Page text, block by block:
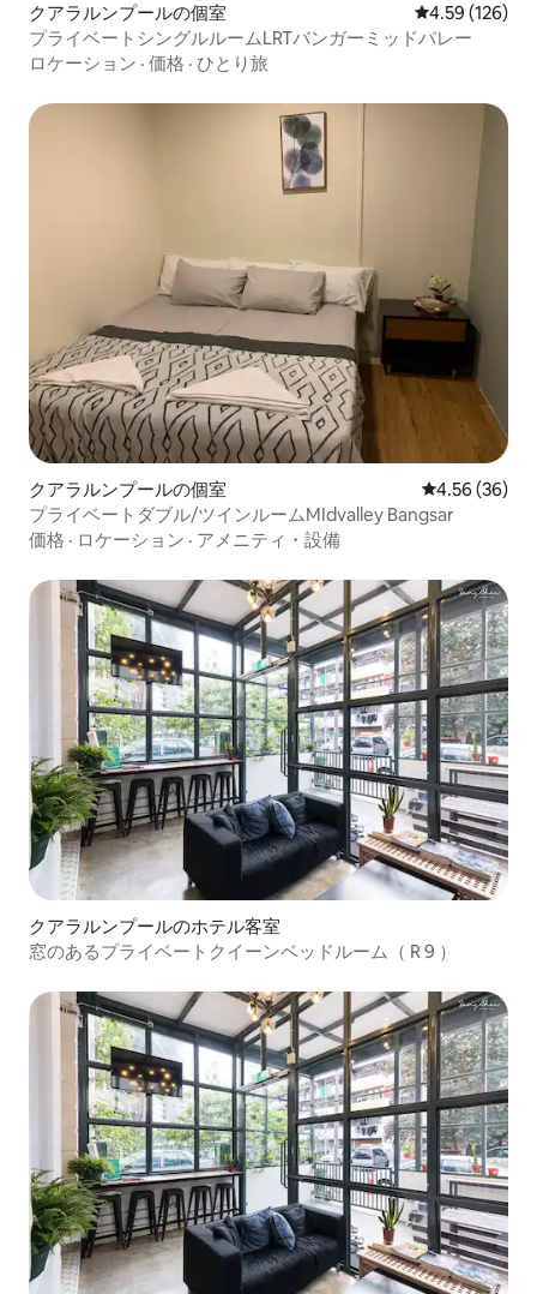
クアラルンプールの個室 レビュー126
4.59 (126)
プライベートシングルルームLRTバンガーミッドバレー
ロケーション · 価格 · ひとり旅
クアラルンプールの個室 レビュー36
4.56 (36)
プライベートダブル/ツインルームMIdvalley Bangsar
価格 · ロケーション · アメニティ・設備
クアラルンプールのホテル客室
窓のあるプライベートクイーンベッドルーム（ R 9 ）